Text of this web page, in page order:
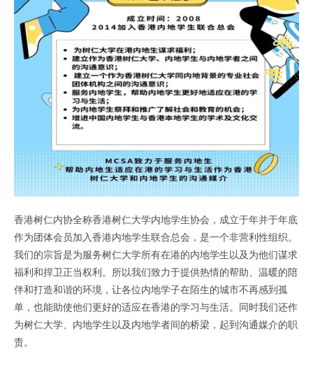
香港树仁内协全称香港树仁大学内地学生协会，成立于年并于年底
作为团体会员加入香港内地学生联合总会，是一个非营利性组织。
我们的宗旨是为服务树仁大学所有在港的内地学生以及为他们谋求
福利和捍卫正当权利。所以我们致力于提供热情的帮助、温暖的陪
伴和打造和谐的环境，让各位内地学子在陌生的城市不再感到孤
单，也能助使他们更好的适应在香港的学习与生活。同时我们还作
为树仁大学、内地学生以及内地学者间的桥梁，起到沟通媒介的职
责。